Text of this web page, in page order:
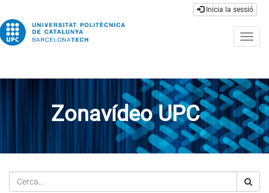
Inicia la sessió
Zonavídeo UPC
Cerca